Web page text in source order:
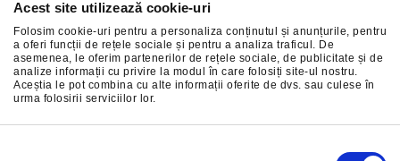
Acest site utilizează cookie-uri
Folosim cookie-uri pentru a personaliza conținutul și anunțurile, pentru
a oferi funcții de rețele sociale și pentru a analiza traficul. De
asemenea, le oferim partenerilor de rețele sociale, de publicitate și de
analize informații cu privire la modul în care folosiți site-ul nostru.
Aceștia le pot combina cu alte informații oferite de dvs. sau culese în
urma folosirii serviciilor lor.